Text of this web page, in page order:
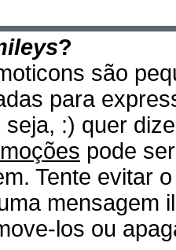
?
são
para
:) quer
pode
Tente evitar
mensagem
los ou